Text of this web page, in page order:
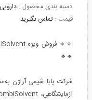
دسته بندی محصول :
قیمت : تماس بگیرید
🔸🔹
شرکت پایا شیمی آراژن